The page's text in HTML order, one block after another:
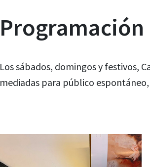
Los sábados, domingos y festivos,
mediadas para público espontáneo,